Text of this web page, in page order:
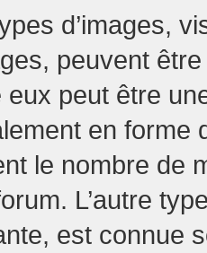
d’images,
peuvent être
eux peut être
en forme
le nombre de
L’autre
est connue